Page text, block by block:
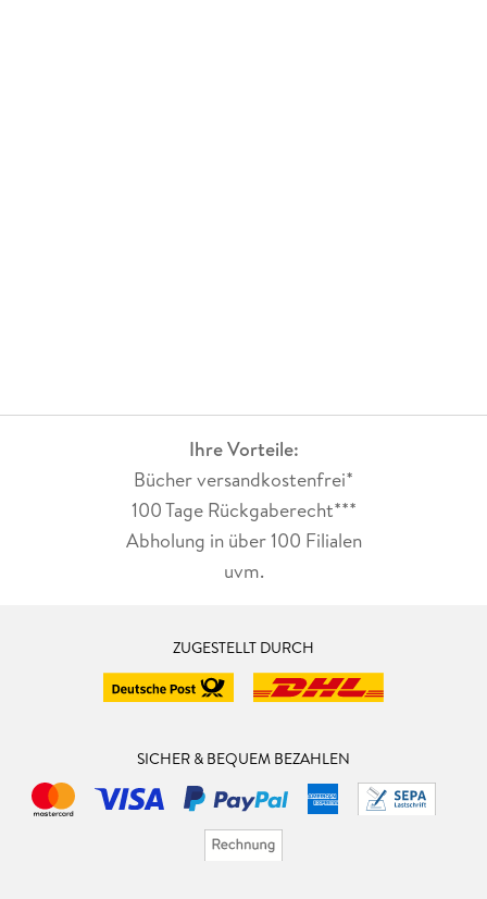
Ihre Vorteile:
Bücher versandkostenfrei*
100 Tage Rückgaberecht***
Abholung in über 100 Filialen
uvm.
ZUGESTELLT DURCH
SICHER & BEQUEM BEZAHLEN